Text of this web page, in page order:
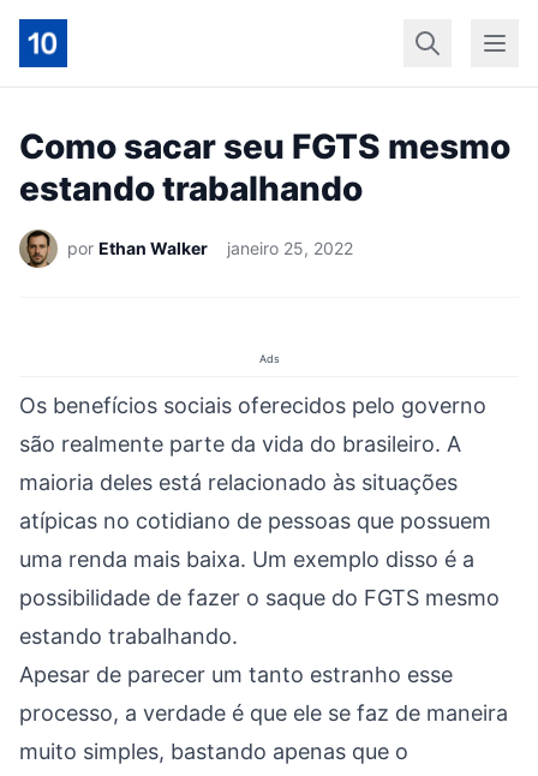
InícioGeral
Como sacar seu FGTS mesmo
estando trabalhando
por Ethan Walker janeiro 25, 2022
Ads
Os benefícios sociais oferecidos pelo governo
são realmente parte da vida do brasileiro. A
maioria deles está relacionado às situações
atípicas no cotidiano de pessoas que possuem
uma renda mais baixa. Um exemplo disso é a
possibilidade de fazer o saque do FGTS mesmo
estando trabalhando.
Apesar de parecer um tanto estranho esse
processo, a verdade é que ele se faz de maneira
muito simples, bastando apenas que o